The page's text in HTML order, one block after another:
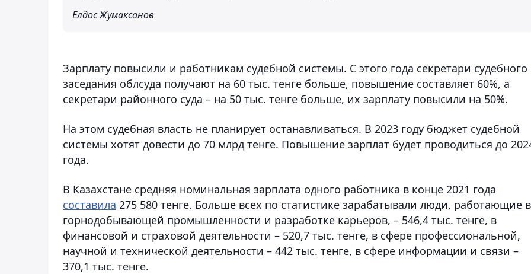
Елдос Жумаксанов
Зарплату повысили и работникам судебной системы. С этого года секретари судебного
заседания облсуда получают на 60 тыс. тенге больше, повышение составляет 60%, а
секретари районного суда – на 50 тыс. тенге больше, их зарплату повысили на 50%.
На этом судебная власть не планирует останавливаться. В 2023 году бюджет судебной
системы хотят довести до 70 млрд тенге. Повышение зарплат будет проводиться до
года.
В Казахстане средняя номинальная зарплата одного работника в конце 2021 года
составила 275 580 тенге. Больше всех по статистике зарабатывали люди, работающие в
горнодобывающей промышленности и разработке карьеров, – 546,4 тыс. тенге, в
финансовой и страховой деятельности – 520,7 тыс. тенге, в сфере профессиональной,
научной и технической деятельности – 442 тыс. тенге, в сфере информации и связи –
370,1 тыс. тенге.